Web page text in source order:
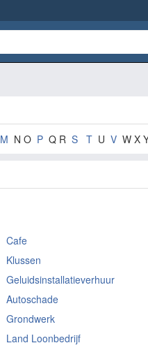
M N O P Q R S T U V W X
Cafe
Klussen
Geluidsinstallatieverhuur
Autoschade
Grondwerk
Land Loonbedrijf